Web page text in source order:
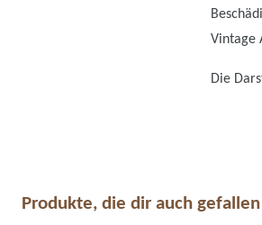
Vintage
Die
Produkte, die dir auch